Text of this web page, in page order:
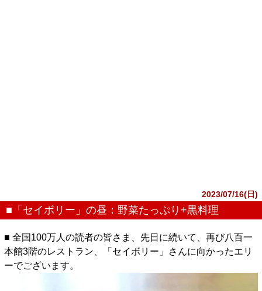
2023/07/16(日)
■「セイボリー」の昼：野菜たっぷり+黒料理
■ 全国100万人の読者の皆さま、先日に続いて、再び八百一
本館3階のレストラン、「セイボリー」さんに向かったエリ
ーでございます。